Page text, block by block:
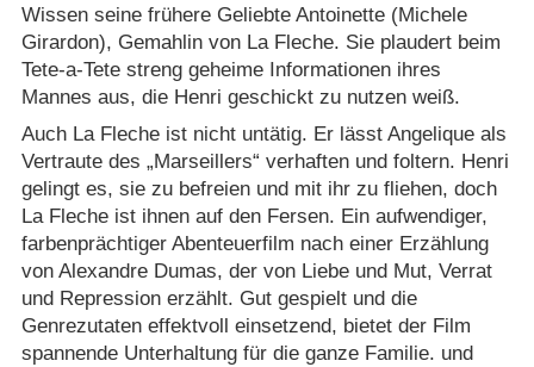
Wissen seine frühere Geliebte Antoinette (Michele
Girardon), Gemahlin von La Fleche. Sie plaudert beim
Tete-a-Tete streng geheime Informationen ihres
Mannes aus, die Henri geschickt zu nutzen weiß.
Auch La Fleche ist nicht untätig. Er lässt Angelique als
Vertraute des „Marseillers“ verhaften und foltern. Henri
gelingt es, sie zu befreien und mit ihr zu fliehen, doch
La Fleche ist ihnen auf den Fersen. Ein aufwendiger,
farbenprächtiger Abenteuerfilm nach einer Erzählung
von Alexandre Dumas, der von Liebe und Mut, Verrat
und Repression erzählt. Gut gespielt und die
Genrezutaten effektvoll einsetzend, bietet der Film
spannende Unterhaltung für die ganze Familie. und